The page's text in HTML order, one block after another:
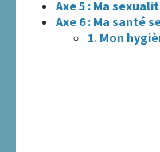
Handicap
et
Axe 5 : Ma
Axe 6 : Ma santé
1. Mon